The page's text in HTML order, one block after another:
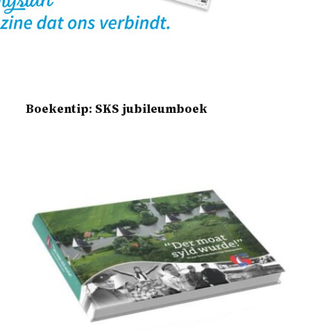
Boekentip: SKS jubileumboek